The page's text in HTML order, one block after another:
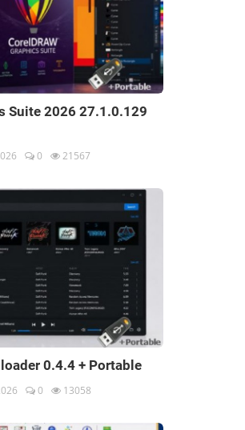
Suite 2026 27.1.0.129
0 21567
0.4.4 + Portable
0 13058